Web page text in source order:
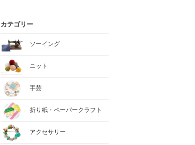
カテゴリー
ソーイング
ニット
手芸
折り紙・ペーパークラフト
アクセサリー